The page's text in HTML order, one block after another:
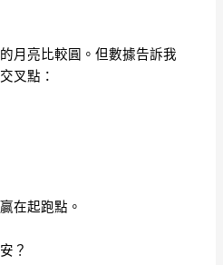
月亮比較圓。但數據告訴我
叉點：
在起跑點。
？